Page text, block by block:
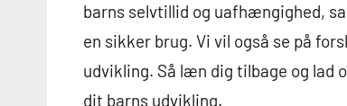
barns selvtillid og uafhængighed,
en sikker brug. Vi vil også se på
udvikling. Så læn dig tilbage og lad
dit barns udvikling.